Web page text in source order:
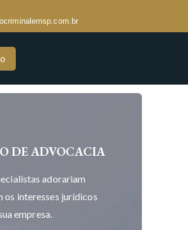
DE ADVOCACIA
adorariam
interesses jurídicos
empresa.